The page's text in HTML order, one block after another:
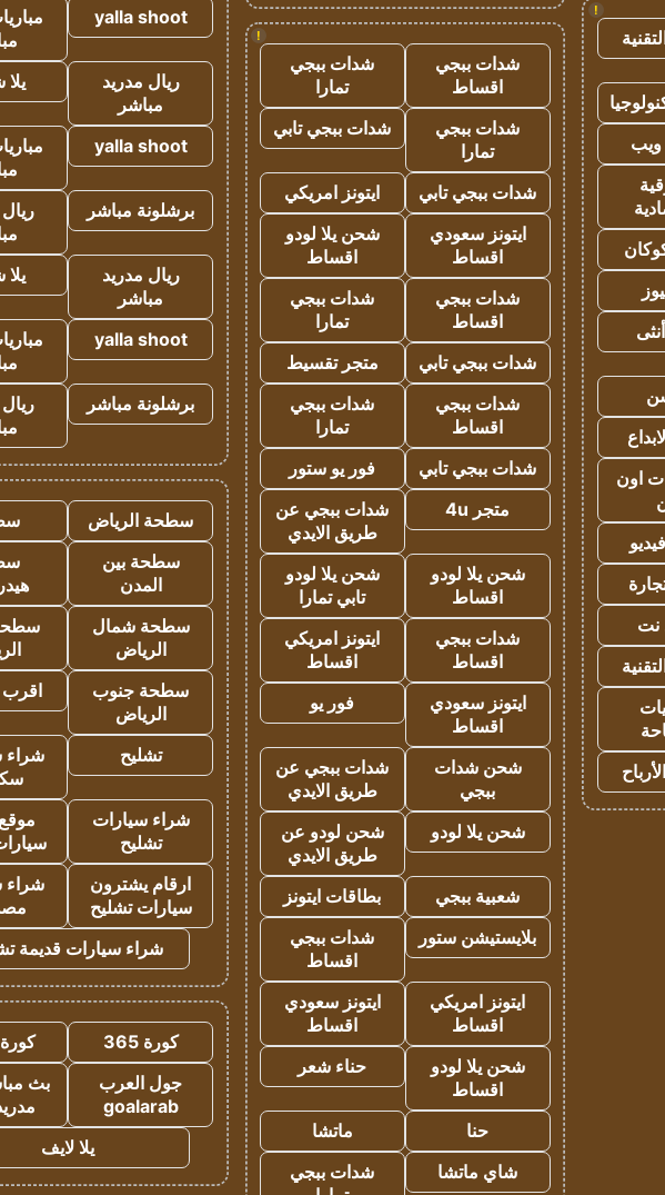
!
اون
نت
!
شدات ببجي
اقساط
شدات ببجي
تمارا
شدات ببجي
تمارا
شدات ببجي تابي
شدات ببجي تابي
ايتونز امريكي
ايتونز سعودي
اقساط
شحن يلا لودو
اقساط
شدات ببجي
اقساط
شدات ببجي
تمارا
شدات ببجي تابي
متجر تقسيط
شدات ببجي
اقساط
شدات ببجي
تمارا
شدات ببجي تابي
فور يو ستور
متجر 4u
شدات ببجي عن
طريق الايدي
شحن يلا لودو
اقساط
شحن يلا لودو
تابي تمارا
شدات ببجي
اقساط
ايتونز امريكي
اقساط
ايتونز سعودي
اقساط
فور يو
شحن شدات
ببجي
شدات ببجي عن
طريق الايدي
شحن يلا لودو
شحن لودو عن
طريق الايدي
شعبية ببجي
بطاقات ايتونز
بلايستيشن ستور
شدات ببجي
اقساط
ايتونز امريكي
اقساط
ايتونز سعودي
اقساط
شحن يلا لودو
اقساط
حناء شعر
حنا
ماتشا
شاي ماتشا
شدات ببجي
yalla shoot
ريال مدريد
مباشر
yalla shoot
برشلونة مباشر
ريال مدريد
مباشر
yalla shoot
برشلونة مباشر
سطحة الرياض
سطحة بين
المدن
سطحة شمال
الرياض
سطحة جنوب
الرياض
تشليح
شراء
شراء سيارات
تشليح
ارقام يشترون
سيارات تشليح
شراء
شراء سيارات قديمة
كورة 365
جول العرب
goalarab
بث
يلا لايف